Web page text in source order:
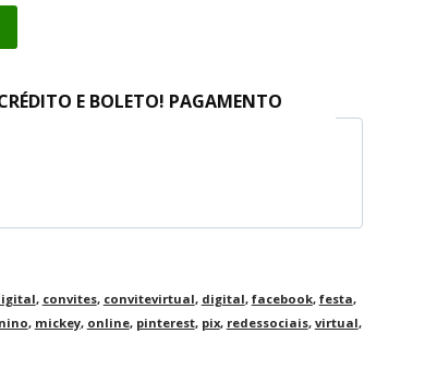
E BOLETO! PAGAMENTO
, convites, convitevirtual, digital, facebook, festa,
, mickey, online, pinterest, pix, redessociais, virtual,